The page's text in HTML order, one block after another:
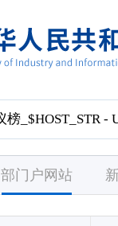
部门户网站